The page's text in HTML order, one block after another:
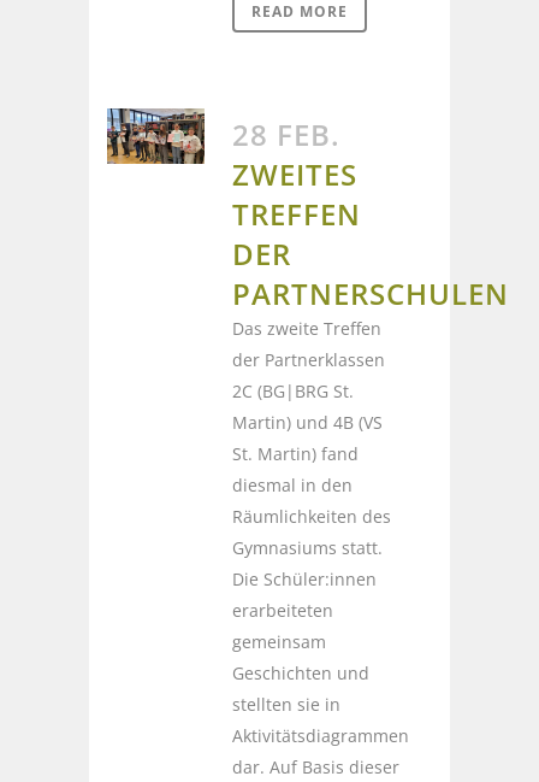
READ MORE
28 FEB.
ZWEITES
TREFFEN
DER
PARTNERSCHULEN
Das zweite Treffen
der Partnerklassen
2C (BG|BRG St.
Martin) und 4B (VS
St. Martin) fand
diesmal in den
Räumlichkeiten des
Gymnasiums statt.
Die Schüler:innen
erarbeiteten
gemeinsam
Geschichten und
stellten sie in
Aktivitätsdiagrammen
dar. Auf Basis dieser